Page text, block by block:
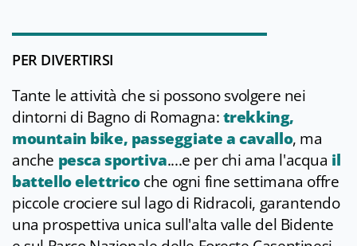
PER DIVERTIRSI
Tante le attività che si possono svolgere nei
dintorni di Bagno di Romagna:trekking,
mountain bike, passeggiate a cavallo, ma
anche pesca sportiva....e per chi ama l'acqua il
battello elettricoche ogni fine settimana offre
piccole crociere sul lago di Ridracoli, garantendo
una prospettiva unica sull'alta valle del Bidente